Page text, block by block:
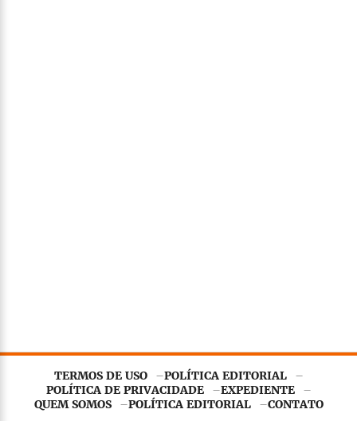
TERMOS DE USO
POLÍTICA EDITORIAL
POLÍTICA DE PRIVACIDADE
EXPEDIENTE
QUEM SOMOS
POLÍTICA EDITORIAL
CONTATO